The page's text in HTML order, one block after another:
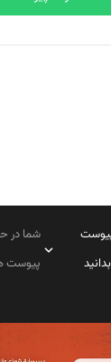
پیوست
شما در
پیوست